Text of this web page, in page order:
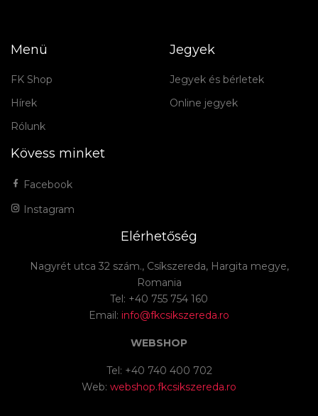
Menü
FK Shop
Hírek
Rólunk
Jegyek
Jegyek és bérletek
Online jegyek
Kövess minket
Facebook
Instagram
Elérhetőség
Nagyrét utca 32 szám., Csíkszereda, Hargita megye,
Romania
Tel: +40 755 754 160
Email: info@fkcsikszereda.ro
WEBSHOP
Tel: +40 740 400 702
Web: webshop.fkcsikszereda.ro